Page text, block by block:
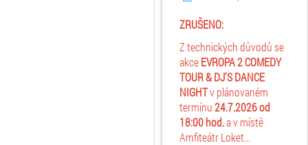
ZRUŠENO:
Z technických důvodů se
akceEVROPA 2 COMEDY
TOUR & DJ'S DANCE
NIGHTv plánovaném
termínu24.7.2026od
18:00 hod.a v místě
Amfiteátr Loket...